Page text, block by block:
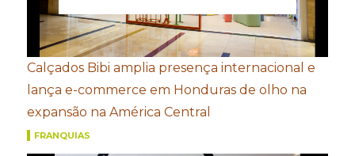
Calçados Bibi amplia presença internacional e
lança e-commerce em Honduras de olho na
expansão na América Central
FRANQUIAS